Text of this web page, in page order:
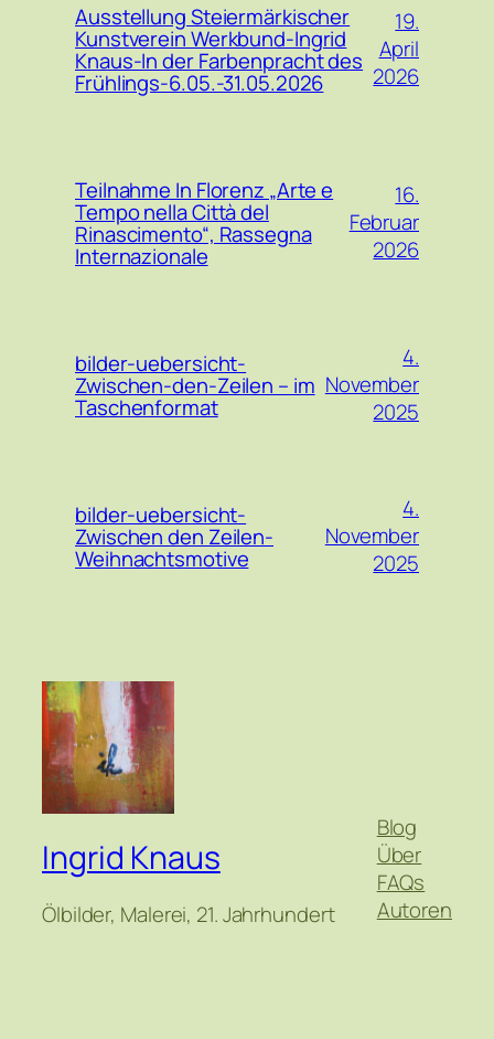
Ausstellung Steiermärkischer
Kunstverein Werkbund-Ingrid
Knaus-In der Farbenpracht des
Frühlings-6.05.-31.05.2026
19.
April
2026
Teilnahme In Florenz „Arte e
Tempo nella Città del
Rinascimento“, Rassegna
Internazionale
16.
Februar
2026
bilder-uebersicht-
Zwischen-den-Zeilen – im
Taschenformat
4.
November
2025
bilder-uebersicht-
Zwischen den Zeilen-
Weihnachtsmotive
4.
November
2025
Ingrid Knaus
Ölbilder, Malerei, 21. Jahrhundert
Blog
Über
FAQs
Autoren